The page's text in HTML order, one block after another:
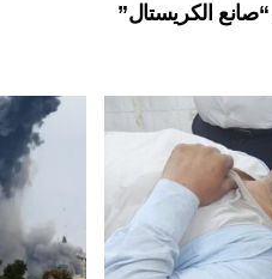
الكريستال”